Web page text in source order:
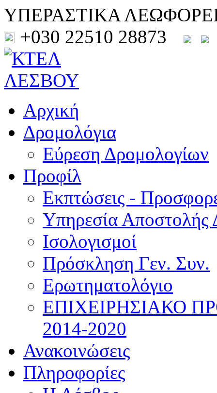
ΥΠΕΡΑΣΤΙΚΑ
+030 22510 28873
Αρχική
Δρομολόγια
Εύρεση Δρομολογίων
Προφίλ
Εκπτώσεις -
Υπηρεσία Αποστολής
Ισολογισμοί
Πρόσκληση Γεν. Συν.
Ερωτηματολόγιο
ΕΠΙΧΕΙΡΗΣΙΑΚΟ
2014-2020
Ανακοινώσεις
Πληροφορίες